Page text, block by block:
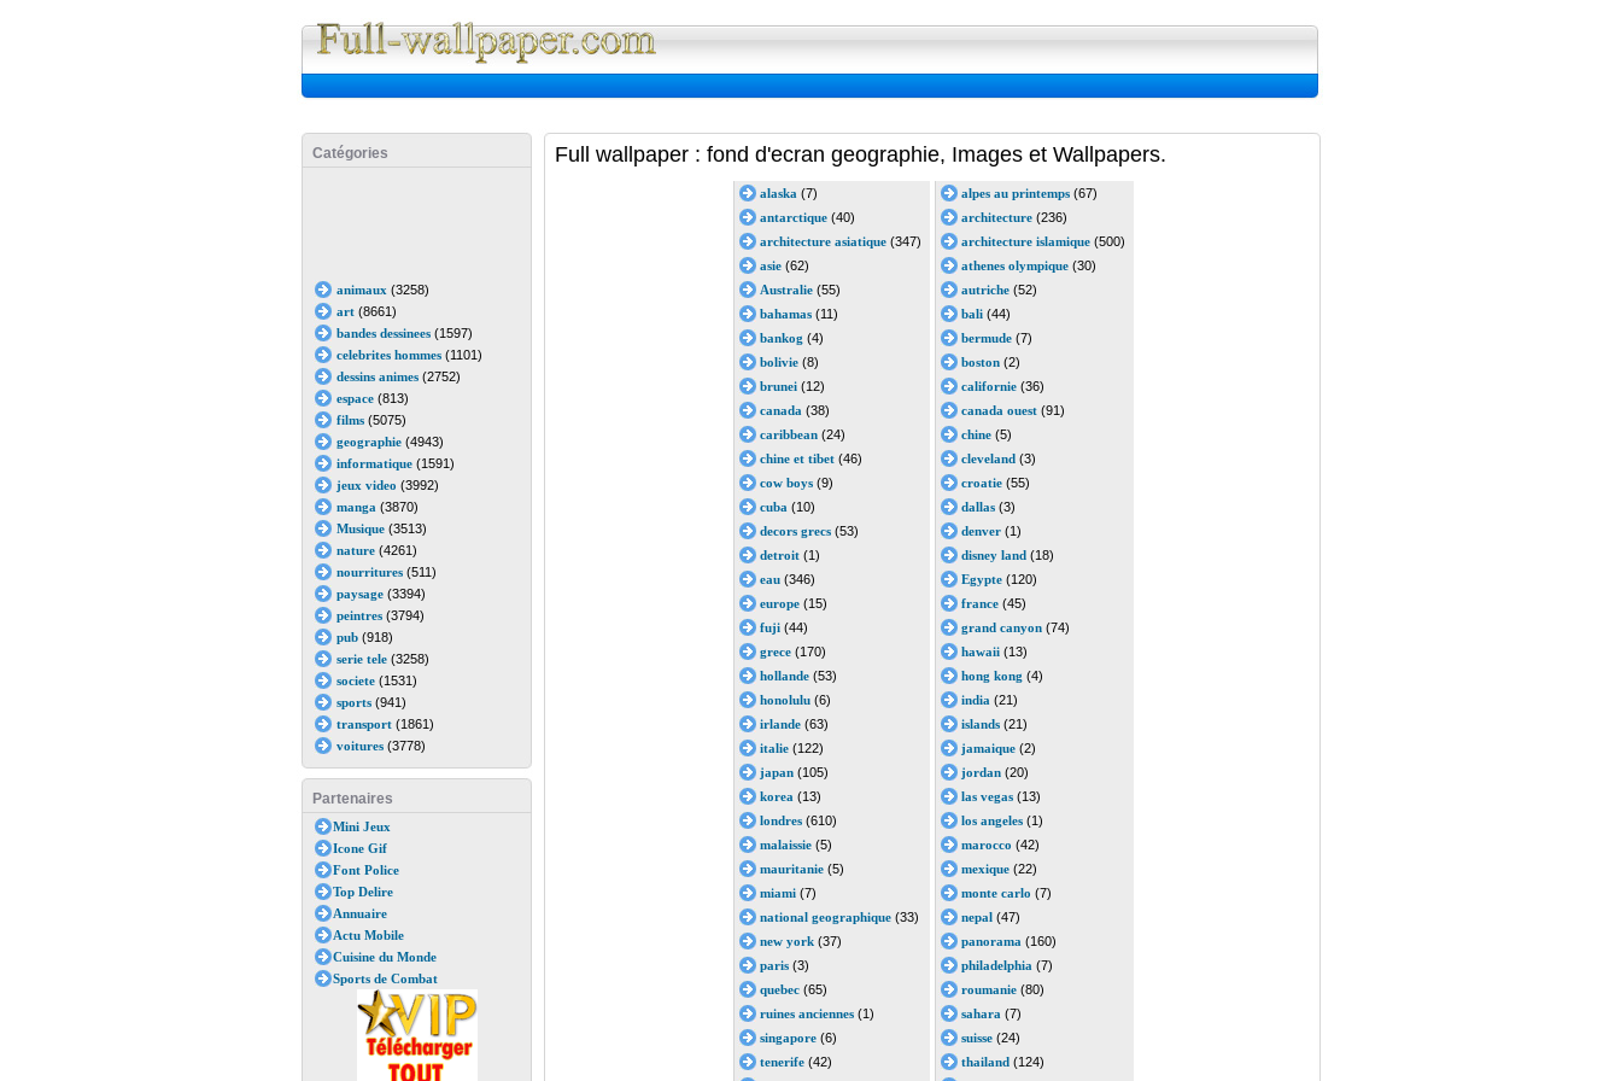
Catégories
animaux (3258)
art(8661)
bandes dessinees(1597)
celebrites hommes(1101)
dessins animes(2752)
espace(813)
films(5075)
geographie(4943)
informatique(1591)
jeux video (3992)
manga (3870)
Musique(3513)
nature(4261)
nourritures(511)
paysage(3394)
peintres(3794)
pub(918)
serie tele(3258)
societe(1531)
sports(941)
transport(1861)
voitures(3778)
Partenaires
Mini Jeux
Icone Gif
Font Police
Top Delire
Annuaire
Actu Mobile
Cuisine du Monde
Sports de Combat
Full wallpaper : fond d'ecran geographie, Images et Wallpapers.
alaska (7) alpes au printemps(67)
antarctique(40) architecture(236)
architecture asiatique(347) architecture islamique(500)
asie(62) athenes olympique(30)
Australie(55) autriche(52)
bahamas(11) bali(44)
bankog (4) bermude(7)
bolivie(8) boston(2)
brunei(12) californie(36)
canada (38) canada ouest(91)
caribbean(24) chine(5)
chine et tibet(46) cleveland(3)
cow boys(9) croatie(55)
cuba (10) dallas(3)
decors grecs(53) denver(1)
detroit(1) disney land(18)
eau(346) Egypte(120)
europe(15) france(45)
fuji(44) grand canyon(74)
grece(170) hawaii(13)
hollande(53) hong kong (4)
honolulu(6) india (21)
irlande(63) islands(21)
italie(122) jamaique(2)
japan(105) jordan(20)
korea (13) las vegas(13)
londres(610) los angeles(1)
malaissie(5) marocco (42)
mauritanie(5) mexique(22)
miami(7) monte carlo (7)
national geographique(33) nepal(47)
new york(37) panorama (160)
paris(3) philadelphia (7)
quebec(65) roumanie(80)
ruines anciennes(1) sahara (7)
singapore(6) suisse(24)
tenerife(42) thailand(124)